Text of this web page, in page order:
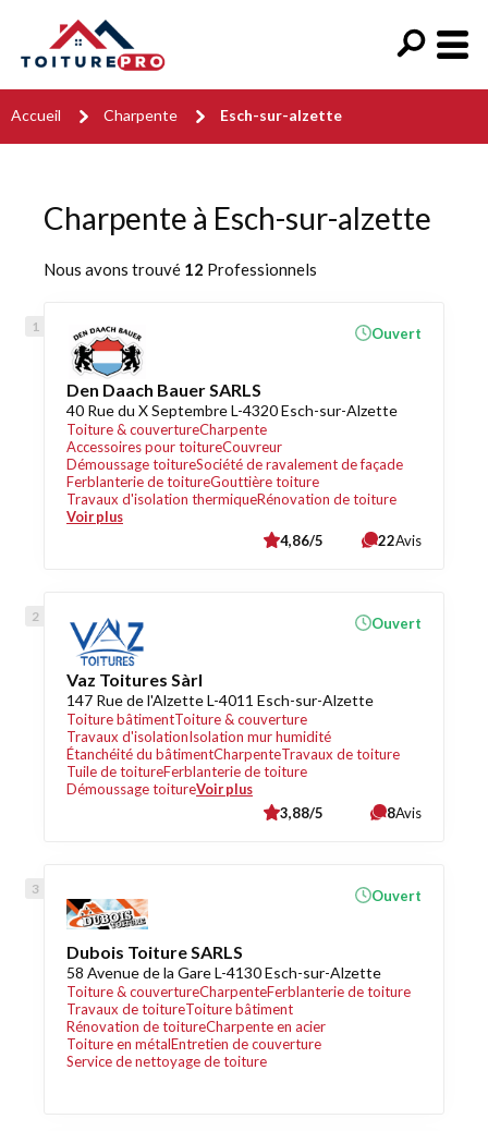
Accueil Charpente Esch-sur-alzette
Charpente à Esch-sur-alzette
Nous avons trouvé 12 Professionnels
Den Daach Bauer SARLS
40 Rue du X Septembre L-4320 Esch-sur-Alzette
Toiture & couvertureCharpente
Accessoires pour toitureCouvreur
Démoussage toitureSociété de ravalement de façade
Ferblanterie de toitureGouttière toiture
Travaux d'isolation thermiqueRénovation de toiture
Voir plus
Ouvert
4,86/5 22Avis
Vaz Toitures Sàrl
147 Rue de l'Alzette L-4011 Esch-sur-Alzette
Toiture bâtimentToiture & couverture
Travaux d'isolationIsolation mur humidité
Étanchéité du bâtimentCharpenteTravaux de toiture
Tuile de toitureFerblanterie de toiture
Démoussage toitureVoir plus
Ouvert
3,88/5 8Avis
Dubois Toiture SARLS
58 Avenue de la Gare L-4130 Esch-sur-Alzette
Toiture & couvertureCharpenteFerblanterie de toiture
Travaux de toitureToiture bâtiment
Rénovation de toitureCharpente en acier
Toiture en métalEntretien de couverture
Service de nettoyage de toiture
Ouvert